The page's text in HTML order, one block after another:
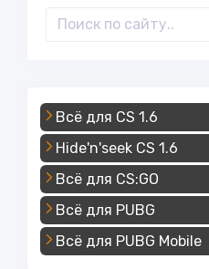
Всё для CS 1.6
Hide'n'seek CS 1.6
Всё для CS:GO
Всё для PUBG
Всё для PUBG Mobile